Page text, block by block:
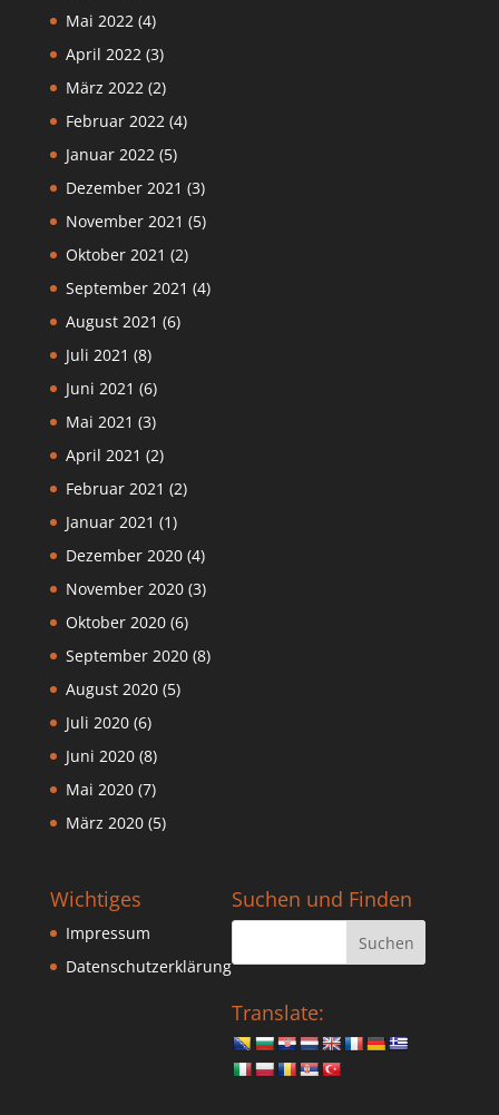
Mai 2022(4)
April 2022(3)
März 2022(2)
Februar 2022(4)
Januar 2022(5)
Dezember 2021 (3)
November 2021 (5)
Oktober 2021 (2)
September 2021 (4)
August 2021 (6)
Juli 2021 (8)
Juni 2021 (6)
Mai 2021 (3)
April 2021 (2)
Februar 2021 (2)
Januar 2021 (1)
Dezember 2020(4)
November 2020(3)
Oktober 2020(6)
September 2020(8)
August 2020(5)
Juli 2020(6)
Juni 2020(8)
Mai 2020(7)
März 2020(5)
Wichtiges
Impressum
Datenschutzerklärung
Suchen und Finden
Translate: